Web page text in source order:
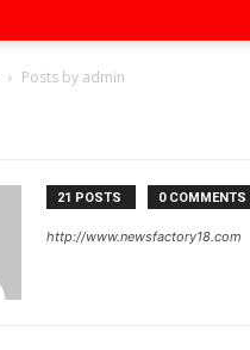
Posts by admin
21 POSTS 0 COMMENTS
http://www.newsfactory18.com